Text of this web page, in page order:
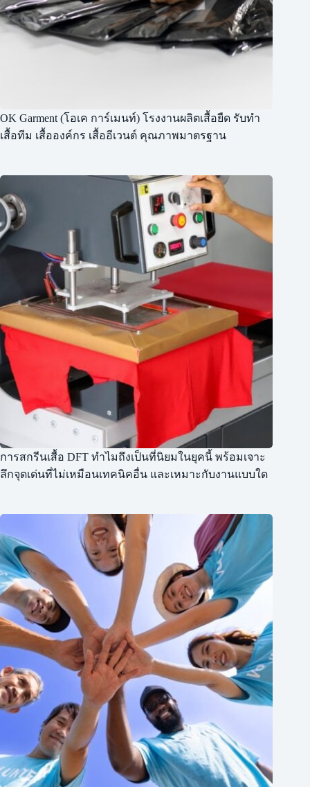
OK Garment (โอเค การ์เมนท์) โรงงานผลิตเสื้อยืด รับทำ
เสื้อทีม เสื้อองค์กร เสื้ออีเวนต์ คุณภาพมาตรฐาน
การสกรีนเสื้อ DFT ทำไมถึงเป็นที่นิยมในยุคนี้ พร้อมเจาะ
ลึกจุดเด่นที่ไม่เหมือนเทคนิคอื่น และเหมาะกับงานแบบใด